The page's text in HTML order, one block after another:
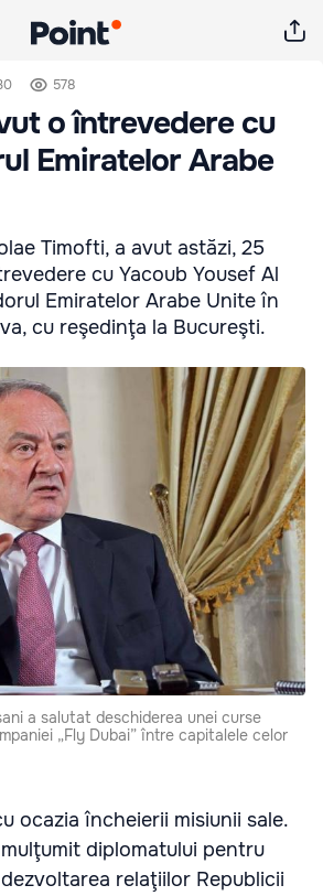
578
o întrevedere cu
Emiratelor Arabe
Timofti, a avut astăzi, 25
cu Yacoub Yousef Al
Emiratelor Arabe Unite în
cu reşedinţa la Bucureşti.
a salutat deschiderea unei curse
„Fly Dubai” între capitalele celor
ocazia încheierii misiunii sale.
diplomatului pentru
relaţiilor Republicii